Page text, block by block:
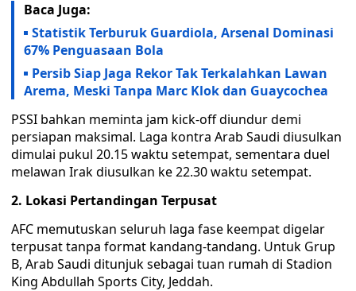
Baca Juga:
Statistik Terburuk Guardiola, Arsenal Dominasi
67% Penguasaan Bola
Persib Siap Jaga Rekor Tak Terkalahkan Lawan
Arema, Meski Tanpa Marc Klok dan Guaycochea
PSSI bahkan meminta jam kick-off diundur demi
persiapan maksimal. Laga kontra Arab Saudi diusulkan
dimulai pukul 20.15 waktu setempat, sementara duel
melawan Irak diusulkan ke 22.30 waktu setempat.
2. Lokasi Pertandingan Terpusat
AFC memutuskan seluruh laga fase keempat digelar
terpusat tanpa format kandang-tandang. Untuk Grup
B, Arab Saudi ditunjuk sebagai tuan rumah di Stadion
King Abdullah Sports City, Jeddah.